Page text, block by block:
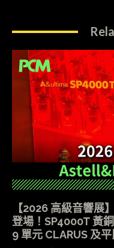
【2026 高級音響
登場！SP4000T 黃
9 單元 CLARUS 及